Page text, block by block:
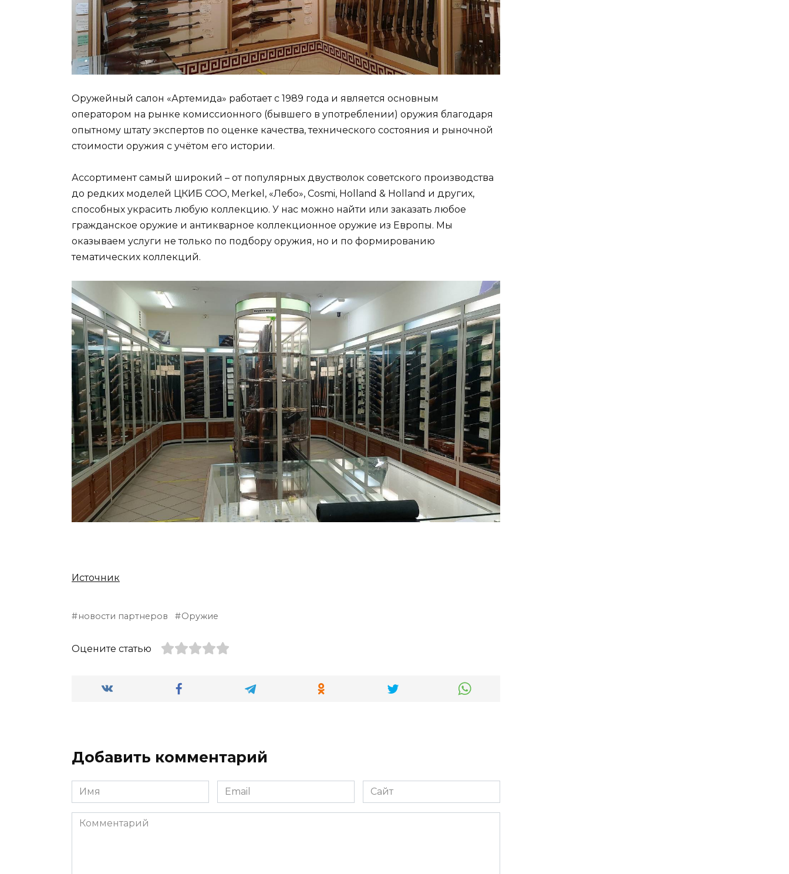
Оружейный салон «Артемида» работает с 1989 года и является основным
оператором на рынке комиссионного (бывшего в употреблении) оружия благодаря
опытному штату экспертов по оценке качества, технического состояния и рыночной
стоимости оружия с учётом его истории.
Ассортимент самый широкий – от популярных двустволок советского производства
до редких моделей ЦКИБ СОО, Merkel, «Лебо», Cosmi, Holland & Holland и других,
способных украсить любую коллекцию. У нас можно найти или заказать любое
гражданское оружие и антикварное коллекционное оружие из Европы. Мы
оказываем услуги не только по подбору оружия, но и по формированию
тематических коллекций.
Источник
новости партнеров Оружие
Оцените статью
Добавить комментарий
Имя
*
Email
*
Сайт
Комментарий